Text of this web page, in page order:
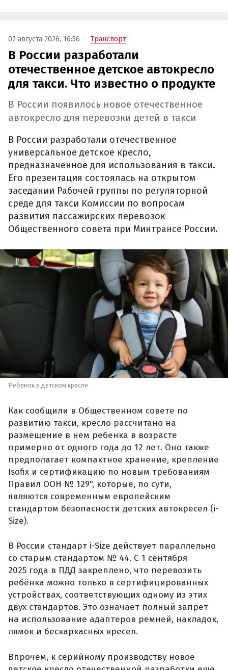
07 августа 2026, 16:56 Транспорт
В России разработали
отечественное детское автокресло
для такси. Что известно о продукте
В России появилось новое отечественное
автокресло для перевозки детей в такси
В России разработали отечественное
универсальное детское кресло,
предназначенное для использования в такси.
Его презентация состоялась на открытом
заседании Рабочей группы по регуляторной
среде для такси Комиссии по вопросам
развития пассажирских перевозок
Общественного совета при Минтрансе России.
Ребенок в детском кресле
Как сообщили в Общественном совете по
развитию такси, кресло рассчитано на
размещение в нем ребенка в возрасте
примерно от одного года до 12 лет. Оно также
предполагает компактное хранение, крепление
Isofix и сертификацию по новым требованиям
Правил ООН № 129", которые, по сути,
являются современным европейским
стандартом безопасности детских автокресел (i-
Size).
В России стандарт i-Size действует параллельно
со старым стандартом № 44. С 1 сентября
2025 года в ПДД закреплено, что перевозить
ребёнка можно только в сертифицированных
устройствах, соответствующих одному из этих
двух стандартов. Это означает полный запрет
на использование адаптеров ремней, накладок,
лямок и бескаркасных кресел.
Впрочем, к серийному производству новое